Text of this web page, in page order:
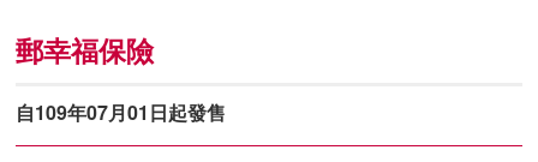
郵幸福保險
自109年07月01日起發售